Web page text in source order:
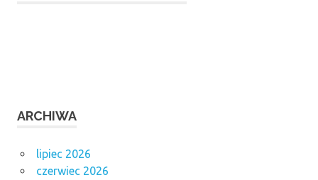
ARCHIWA
lipiec 2026
czerwiec 2026